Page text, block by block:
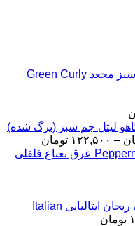
کیل سبز مجعد Green Curly
range:
۱۴۹,۰۰۰ تومان
through
لیتل جم سبز (برگ شده)
– ۱۲۲,۵۰۰ تومان
range:
عرق نعناع فلفلی
ریحان ایتالیایی Italian
تومان